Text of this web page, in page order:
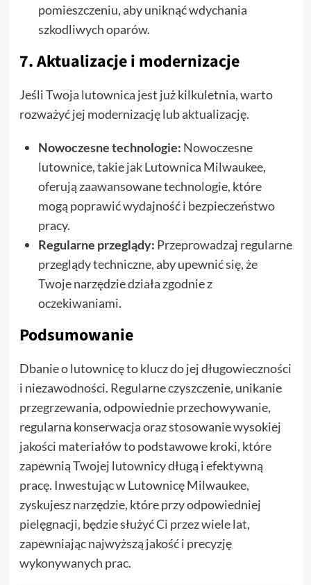
pomieszczeniu, aby uniknąć wdychania
szkodliwych oparów.
7. Aktualizacje i modernizacje
Jeśli Twoja lutownica jest już kilkuletnia, warto
rozważyć jej modernizację lub aktualizację.
Nowoczesne technologie: Nowoczesne
lutownice, takie jak Lutownica Milwaukee,
oferują zaawansowane technologie, które
mogą poprawić wydajność i bezpieczeństwo
pracy.
Regularne przeglądy: Przeprowadzaj regularne
przeglądy techniczne, aby upewnić się, że
Twoje narzędzie działa zgodnie z
oczekiwaniami.
Podsumowanie
Dbanie o lutownicę to klucz do jej długowieczności
i niezawodności. Regularne czyszczenie, unikanie
przegrzewania, odpowiednie przechowywanie,
regularna konserwacja oraz stosowanie wysokiej
jakości materiałów to podstawowe kroki, które
zapewnią Twojej lutownicy długą i efektywną
pracę. Inwestując w Lutownicę Milwaukee,
zyskujesz narzędzie, które przy odpowiedniej
pielęgnacji, będzie służyć Ci przez wiele lat,
zapewniając najwyższą jakość i precyzję
wykonywanych prac.